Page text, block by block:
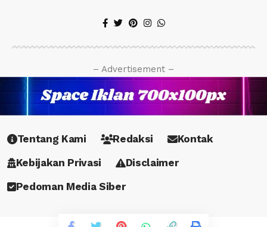
– Advertisement –
Tentang Kami Redaksi
Kontak
Kebijakan Privasi
Disclaimer
Pedoman Media Siber